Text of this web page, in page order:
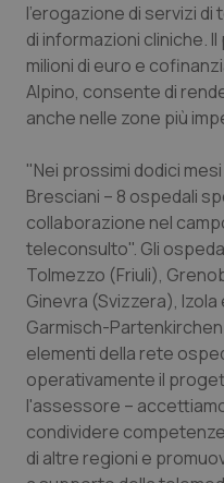
Campania
Emilia-Romagna
Lazio
Liguria
Lombardia
Marche
Molise
Car-T
Colesterolo &
Diabete &
Disturbi
Dolore
Donna & Salute
Epatiti
l'erogazione di servizi di
di informazioni cliniche.
milioni di euro e
Alpino, consente di
anche nelle zone più
"Nei prossimi dodici
Bresciani – 8 ospedali
collaborazione nel
teleconsulto". Gli
Tolmezzo (Friuli),
Ginevra (Svizzera),
Garmisch-
elementi della rete
operativamente il
l'assessore –
condividere
di altre regioni e